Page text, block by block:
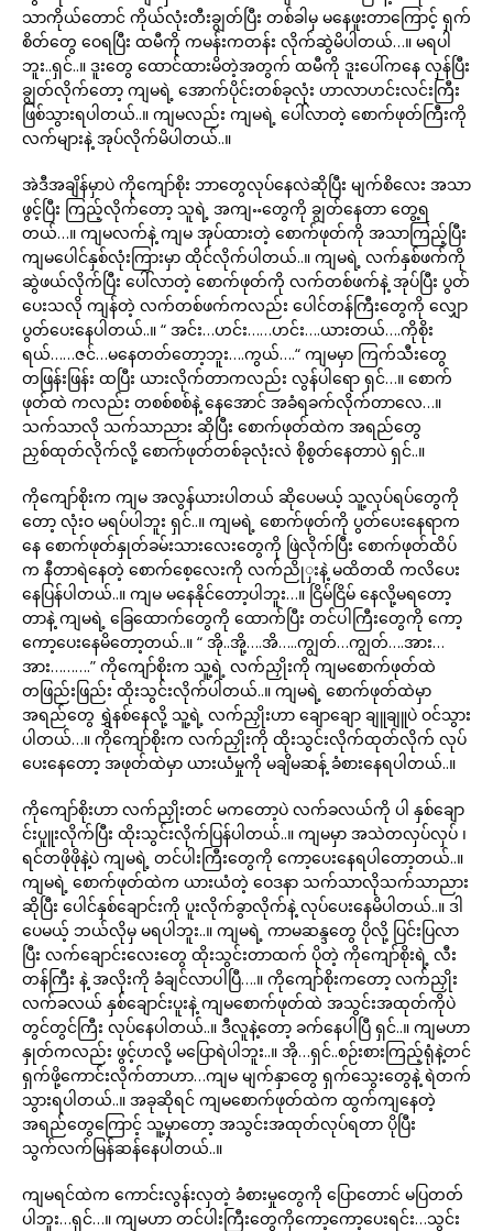
သာကိုယ်တောင် ကိုယ်လုံးတီးချွတ်ပြီး တစ်ခါမှ မနေဖူးတာကြောင့် ရှက်
စိတ်တွေ ဝေရပြီး ထမီကို ကမန်းကတန်း လိုက်ဆွဲမိပါတယ်…။ မရပါ
ဘူး..ရှင်..။ ဒူးတွေ ထောင်ထားမိတဲ့အတွက် ထမီကို ဒူးပေါ်ကနေ လှန်ပြီး
ချွတ်လိုက်တော့ ကျမရဲ့ အောက်ပိုင်းတစ်ခုလုံး ဟာလာဟင်းလင်းကြီး
ဖြစ်သွားရပါတယ်..။ ကျမလည်း ကျမရဲ့ ပေါ်လာတဲ့ စောက်ဖုတ်ကြီးကို
လက်များနဲ့ အုပ်လိုက်မိပါတယ်..။
အဲဒီအချိန်မှာပဲ ကိုကျော်စိုး ဘာတွေလုပ်နေလဲဆိုပြီး မျက်စိလေး အသာ
ဖွင့်ပြီး ကြည့်လိုက်တော့ သူရဲ့ အကျႌတွေကို ချွတ်နေတာ တွေ့ရ
တယ်…။ ကျမလက်နဲ့ ကျမ အုပ်ထားတဲ့ စောက်ဖုတ်ကို အသာကြည့်ပြီး
ကျမပေါင်နှစ်လုံးကြားမှာ ထိုင်လိုက်ပါတယ်..။ ကျမရဲ့ လက်နှစ်ဖက်ကို
ဆွဲဖယ်လိုက်ပြီး ပေါ်လာတဲ့ စောက်ဖုတ်ကို လက်တစ်ဖက်နဲ့ အုပ်ပြီး ပွတ်
ပေးသလို ကျန်တဲ့ လက်တစ်ဖက်ကလည်း ပေါင်တန်ကြီးတွေကို လျှော
ပွတ်ပေးနေပါတယ်..။ “ အင်း…ဟင်း……ဟင်း….ယားတယ်….ကိုစိုး
ရယ်……ဇင်…မနေတတ်တော့ဘူး….ကွယ်….“ ကျမမှာ ကြက်သီးတွေ
တဖြန်းဖြန်း ထပြီး ယားလိုက်တာကလည်း လွန်ပါရော ရှင်…။ စောက်
ဖုတ်ထဲ ကလည်း တစစ်စစ်နဲ့ နေအောင် အခံရခက်လိုက်တာလေ…။
သက်သာလို သက်သာညား ဆိုပြီး စောက်ဖုတ်ထဲက အရည်တွေ
ညှစ်ထုတ်လိုက်လို့ စောက်ဖုတ်တစ်ခုလုံးလဲ စိုစွတ်နေတာပဲ ရှင်..။
ကိုကျော်စိုးက ကျမ အလွန်ယားပါတယ် ဆိုပေမယ့် သူ့လုပ်ရပ်တွေကို
တော့ လုံးဝ မရပ်ပါဘူး ရှင်..။ ကျမရဲ့ စောက်ဖုတ်ကို ပွတ်ပေးနေရာက
နေ စောက်ဖုတ်နှုတ်ခမ်းသားလေးတွေကို ဖြဲလိုက်ပြီး စောက်ဖုတ်ထိပ်
က နီတာရဲနေတဲ့ စောက်စေ့လေးကို လက်ညိုှးနဲ့ မထိတထိ ကလိပေး
နေပြန်ပါတယ်..။ ကျမ မနေနိုင်တော့ပါဘူး…။ ငြိမ်ငြိမ် နေလို့မရတော့
တာနဲ့ ကျမရဲ့ ခြေထောက်တွေကို ထောက်ပြီး တင်ပါကြီးတွေကို ကော့
ကော့ပေးနေမိတော့တယ်..။ “ အို..အို့….အိ…..ကျွတ်…ကျွတ်….အား…
အား……….” ကိုကျော်စိုးက သူ့ရဲ့ လက်ညှိုးကို ကျမစောက်ဖုတ်ထဲ
တဖြည်းဖြည်း ထိုးသွင်းလိုက်ပါတယ်..။ ကျမရဲ့ စောက်ဖုတ်ထဲမှာ
အရည်တွေ ရွှဲနစ်နေလို့ သူ့ရဲ့ လက်ညှိုးဟာ ချောချော ချူချူပဲ ဝင်သွား
ပါတယ်…။ ကိုကျော်စိုးက လက်ညှိုးကို ထိုးသွင်းလိုက်ထုတ်လိုက် လုပ်
ပေးနေတော့ အဖုတ်ထဲမှာ ယားယံမှုကို မချိမဆန့် ခံစားနေရပါတယ်..။
ကိုကျော်စိုးဟာ လက်ညှိုးတင် မကတော့ပဲ လက်ခလယ်ကို ပါ နှစ်ချော
င်းပူူးလိုက်ပြီး ထိုးသွင်းလိုက်ပြန်ပါတယ်..။ ကျမမှာ အသဲတလှပ်လှပ် ၊
ရင်တဖိုဖိုနဲ့ပဲ ကျမရဲ့ တင်ပါးကြီးတွေကို ကော့ပေးနေရပါတော့တယ်..။
ကျမရဲ့ စောက်ဖုတ်ထဲက ယားယံတဲ့ ဝေဒနာ သက်သာလိုသက်သာညား
ဆိုပြီး ပေါင်နှစ်ချောင်းကို ပူးလိုက်ခွာလိုက်နဲ့ လုပ်ပေးနေမိပါတယ်..။ ဒါ
ပေမယ့် ဘယ်လိုမှ မရပါဘူး..။ ကျမရဲ့ ကာမဆန္ဒတွေ ပိုလို့ ပြင်းပြလာ
ပြီး လက်ချောင်းလေးတွေ ထိုးသွင်းတာထက် ပိုတဲ့ ကိုကျော်စိုးရဲ့ လီး
တန်ကြီး နဲ့ အလိုးကို ခံချင်လာပါပြီ….။ ကိုကျော်စိုးကတော့ လက်ညှိုး
လက်ခလယ် နှစ်ချောင်းပူးနဲ့ ကျမစောက်ဖုတ်ထဲ အသွင်းအထုတ်ကိုပဲ
တွင်တွင်ကြီး လုပ်နေပါတယ်..။ ဒီလူနဲ့တော့ ခက်နေပါပြီ ရှင်..။ ကျမဟာ
နှုတ်ကလည်း ဖွင့်ဟလို့ မပြောရဲပါဘူး..။ အို…ရှင်..စဉ်းစားကြည့်ရုံနဲ့တင်
ရှက်ဖို့ကောင်းလိုက်တာဟာ…ကျမ မျက်နှာတွေ ရှက်သွေးတွေနဲ့ ရဲတက်
သွားရပါတယ်..။ အခုဆိုရင် ကျမစောက်ဖုတ်ထဲက ထွက်ကျနေတဲ့
အရည်တွေကြောင့် သူ့မှာတော့ အသွင်းအထုတ်လုပ်ရတာ ပိုပြီး
သွက်လက်မြန်ဆန်နေပါတယ်..။
ကျမရင်ထဲက ကောင်းလွန်းလှတဲ့ ခံစားမှုတွေကို ပြောတောင် မပြတတ်
ပါဘူး…ရှင်…။ ကျမဟာ တင်ပါးကြီးတွေကိုကော့ကော့ပေးရင်း…သွင်း